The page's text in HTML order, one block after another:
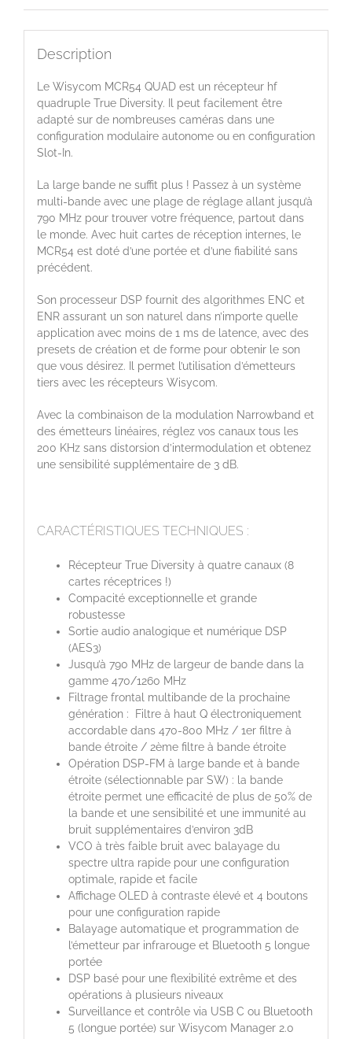
Description
Le Wisycom MCR54 QUAD est un récepteur hf
quadruple True Diversity. Il peut facilement être
adapté sur de nombreuses caméras dans une
configuration modulaire autonome ou en configuration
Slot-In.
La large bande ne suffit plus ! Passez à un système
multi-bande avec une plage de réglage allant jusqu’à
790 MHz pour trouver votre fréquence, partout dans
le monde. Avec huit cartes de réception internes, le
MCR54 est doté d’une portée et d’une fiabilité sans
précédent.
Son processeur DSP fournit des algorithmes ENC et
ENR assurant un son naturel dans n’importe quelle
application avec moins de 1 ms de latence, avec des
presets de création et de forme pour obtenir le son
que vous désirez. Il permet l’utilisation d’émetteurs
tiers avec les récepteurs Wisycom.
Avec la combinaison de la modulation Narrowband et
des émetteurs linéaires, réglez vos canaux tous les
200 KHz sans distorsion d’intermodulation et obtenez
une sensibilité supplémentaire de 3 dB.
CARACTÉRISTIQUES TECHNIQUES :
Récepteur True Diversity à quatre canaux (8
cartes réceptrices !)
Compacité exceptionnelle et grande
robustesse
Sortie audio analogique et numérique DSP
(AES3)
Jusqu’à 790 MHz de largeur de bande dans la
gamme 470/1260 MHz
Filtrage frontal multibande de la prochaine
génération : Filtre à haut Q électroniquement
accordable dans 470-800 MHz / 1er filtre à
bande étroite / 2ème filtre à bande étroite
Opération DSP-FM à large bande et à bande
étroite (sélectionnable par SW) : la bande
étroite permet une efficacité de plus de 50% de
la bande et une sensibilité et une immunité au
bruit supplémentaires d’environ 3dB
VCO à très faible bruit avec balayage du
spectre ultra rapide pour une configuration
optimale, rapide et facile
Affichage OLED à contraste élevé et 4 boutons
pour une configuration rapide
Balayage automatique et programmation de
l’émetteur par infrarouge et Bluetooth 5 longue
portée
DSP basé pour une flexibilité extrême et des
opérations à plusieurs niveaux
Surveillance et contrôle via USB C ou Bluetooth
5 (longue portée) sur Wisycom Manager 2.0